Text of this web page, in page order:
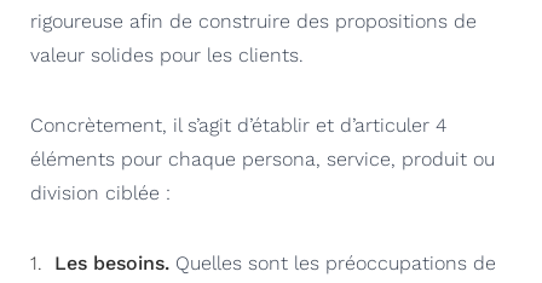
rigoureuse afin de construire des propositions de
valeur solides pour les clients.
Concrètement, il s’agit d’établir et d’articuler 4
éléments pour chaque persona, service, produit ou
division ciblée :
Les besoins. Quelles sont les préoccupations de